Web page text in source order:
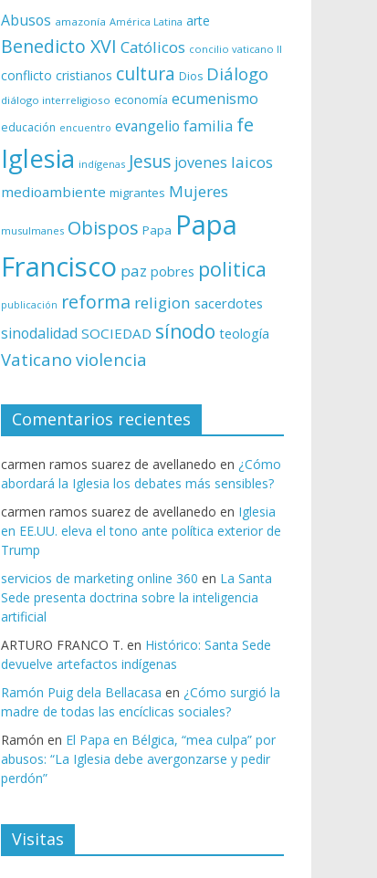
Abusos amazonía América Latina arte
Benedicto XVI Católicos concilio vaticano II
conflicto cristianos cultura Dios Diálogo
diálogo interreligioso economía ecumenismo
educación encuentro evangelio familia fe
Iglesia indígenas Jesus jovenes laicos
medioambiente migrantes Mujeres
musulmanes Obispos Papa Papa
Francisco paz pobres politica
publicación reforma religion sacerdotes
sinodalidad SOCIEDAD sínodo teología
Vaticano violencia
Comentarios recientes
carmen ramos suarez de avellanedo en ¿Cómo
abordará la Iglesia los debates más sensibles?
carmen ramos suarez de avellanedo en Iglesia
en EE.UU. eleva el tono ante política exterior de
Trump
servicios de marketing online 360 en La Santa
Sede presenta doctrina sobre la inteligencia
artificial
ARTURO FRANCO T. en Histórico: Santa Sede
devuelve artefactos indígenas
Ramón Puig dela Bellacasa en ¿Cómo surgió la
madre de todas las encíclicas sociales?
Ramón en El Papa en Bélgica, “mea culpa” por
abusos: “La Iglesia debe avergonzarse y pedir
perdón”
Visitas